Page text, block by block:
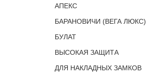
АПЕКС
БАРАНОВИЧИ (ВЕГА ЛЮКС)
БУЛАТ
ВЫСОКАЯ ЗАЩИТА
ДЛЯ НАКЛАДНЫХ ЗАМКОВ